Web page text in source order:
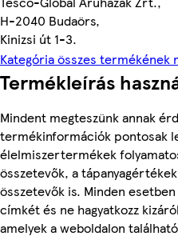
H-2040 Budaörs,
Kinizsi út 1-3.
Kategória összes termékének
Termékleírás
Mindent megteszünk annak
termékinformációk pontosak
élelmiszertermékek
összetevők, a
összetevők is. Minden
címkét és ne hagyatkozz
amelyek a weboldalon